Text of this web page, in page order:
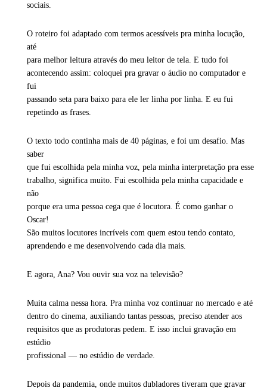
sociais.
O roteiro foi adaptado com termos acessíveis pra minha locução,
até
para melhor leitura através do meu leitor de tela. E tudo foi
acontecendo assim: coloquei pra gravar o áudio no computador e
fui
passando seta para baixo para ele ler linha por linha. E eu fui
repetindo as frases.
O texto todo continha mais de 40 páginas, e foi um desafio. Mas
saber
que fui escolhida pela minha voz, pela minha interpretação pra esse
trabalho, significa muito. Fui escolhida pela minha capacidade e
não
porque era uma pessoa cega que é locutora. É como ganhar o
Oscar!
São muitos locutores incríveis com quem estou tendo contato,
aprendendo e me desenvolvendo cada dia mais.
E agora, Ana? Vou ouvir sua voz na televisão?
Muita calma nessa hora. Pra minha voz continuar no mercado e até
dentro do cinema, auxiliando tantas pessoas, preciso atender aos
requisitos que as produtoras pedem. E isso inclui gravação em
estúdio
profissional — no estúdio de verdade.
Depois da pandemia, onde muitos dubladores tiveram que gravar